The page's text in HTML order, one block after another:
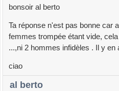
bonsoir al berto
Ta réponse n'est pas bonne car
femmes trompée étant vide,
...,ni 2 hommes infidèles . Il y en
ciao
al berto